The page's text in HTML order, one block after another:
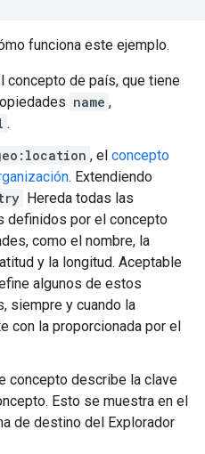
funciona este ejemplo.
concepto de país, que tiene
name ,
.
, el concepto
. Extendiendo
Hereda todas las
definidos por el concepto
como el nombre, la
y la longitud. Aceptable
algunos de estos
siempre y cuando la
con la proporcionada por el
concepto describe la clave
Esto se muestra en el
de destino del Explorador